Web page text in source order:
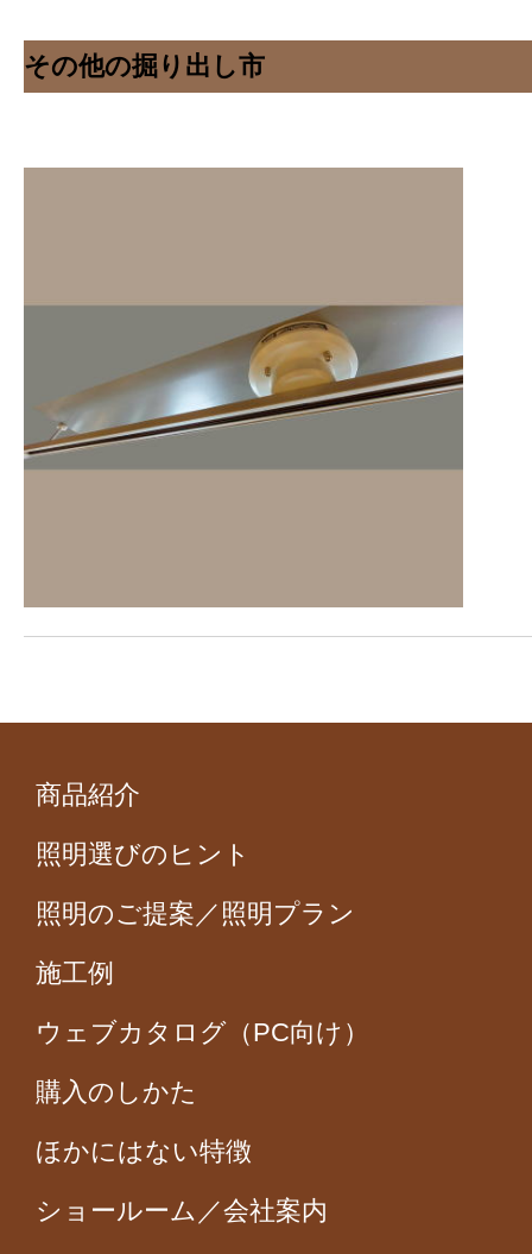
その他の掘り出し市
商品紹介
照明選びのヒント
照明のご提案／照明プラン
施工例
ウェブカタログ（PC向け）
購入のしかた
ほかにはない特徴
ショールーム／会社案内